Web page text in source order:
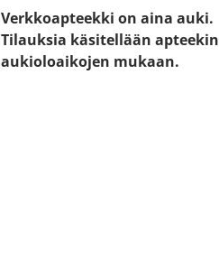
Verkkoapteekki on aina auki.
Tilauksia käsitellään apteekin
aukioloaikojen mukaan.